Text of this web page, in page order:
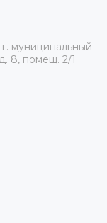
муниципальный
8, помещ. 2/1